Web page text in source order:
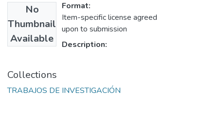
No
Thumbnail
Available
Format:
Item-specific license agreed
upon to submission
Description:
Collections
TRABAJOS DE INVESTIGACIÓN